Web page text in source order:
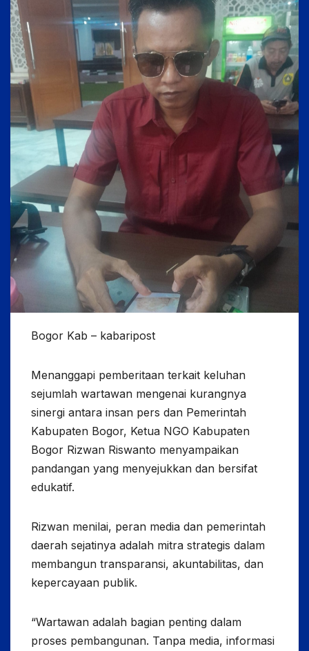
Bogor Kab – kabaripost
Menanggapi pemberitaan terkait keluhan
sejumlah wartawan mengenai kurangnya
sinergi antara insan pers dan Pemerintah
Kabupaten Bogor, Ketua NGO Kabupaten
Bogor Rizwan Riswanto menyampaikan
pandangan yang menyejukkan dan bersifat
edukatif.
Rizwan menilai, peran media dan pemerintah
daerah sejatinya adalah mitra strategis dalam
membangun transparansi, akuntabilitas, dan
kepercayaan publik.
“Wartawan adalah bagian penting dalam
proses pembangunan. Tanpa media, informasi